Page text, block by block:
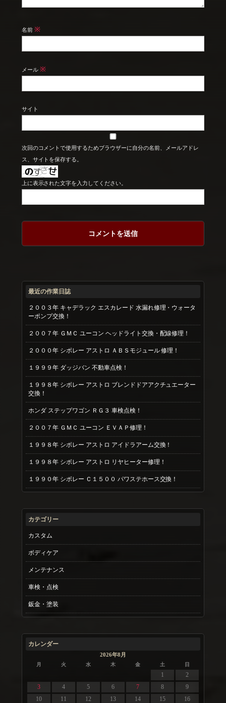
名前 ※
メール ※
サイト
次回のコメントで使用するためブラウザーに自分の名前、メールアドレ
ス、サイトを保存する。
上に表示された文字を入力してください。
最近の作業日誌
２００３年 キャデラック エスカレード 水漏れ修理・ウォータ
ーポンプ交換！
２００７年 ＧＭＣ ユーコン ヘッドライト交換・配線修理！
２０００年 シボレー アストロ ＡＢＳモジュール 修理！
１９９９年 ダッジバン 不動車点検！
１９９８年 シボレー アストロ ブレンドドアアクチュエーター
交換！
ホンダ ステップワゴン ＲＧ３ 車検点検！
２００７年 ＧＭＣ ユーコン ＥＶＡＰ修理！
１９９８年 シボレー アストロ アイドラアーム交換！
１９９８年 シボレー アストロ リヤヒーター修理！
１９９０年 シボレー Ｃ１５００ パワステホース交換！
カテゴリー
カスタム
ボディケア
メンテナンス
車検・点検
鈑金・塗装
カレンダー
2026年8月
月 火 水 木 金 土 日
1
2
3
4 5 6 7 8
9
10
11 12 13 14 15
16